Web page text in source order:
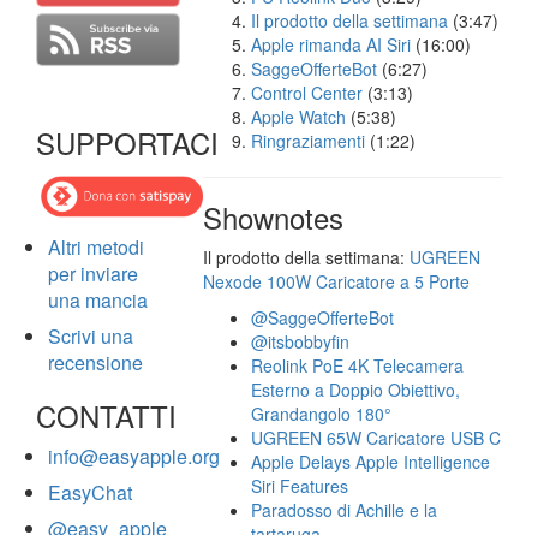
SUPPORTACI
Altri metodi
per inviare
una mancia
Scrivi una
recensione
CONTATTI
info@easyapple.org
EasyChat
@easy_apple
Il prodotto della settimana (3:47)
Apple rimanda AI Siri (16:00)
SaggeOfferteBot (6:27)
Control Center (3:13)
Apple Watch (5:38)
Ringraziamenti (1:22)
Shownotes
Il prodotto della settimana: UGREEN
Nexode 100W Caricatore a 5 Porte
@SaggeOfferteBot
@itsbobbyfin
Reolink PoE 4K Telecamera
Esterno a Doppio Obiettivo,
Grandangolo 180°
UGREEN 65W Caricatore USB C
Apple Delays Apple Intelligence
Siri Features
Paradosso di Achille e la